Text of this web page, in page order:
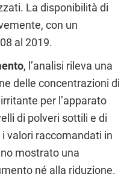
La disponibilità di
con un
al 2019.
, l’analisi rileva una
delle concentrazioni di
per l’apparato
di polveri sottili e di
valori raccomandati in
mostrato una
né alla riduzione.